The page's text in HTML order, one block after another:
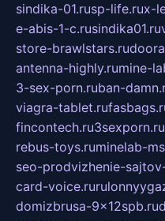
sindika-01.rusp-life.rux-
e-abis-1-c.rusindika01.ru
store-brawlstars.ru
antenna-highly.rumine-
3-sex-porn.ruban-
viagra-tablet.ru
fincontech.ru3sexporn.ru
rebus-toys.ruminelab-
seo-prodvizhenie-
card-voice.ru
domizbrusa-9x12spb.ru